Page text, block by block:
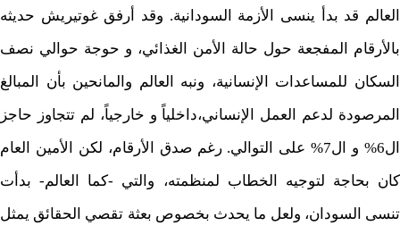
العالم قد بدأ ينسى الأزمة السودانية. وقد أرفق غوتيريش حديثه
بالأرقام المفجعة حول حالة الأمن الغذائي، و حوجة حوالي نصف
السكان للمساعدات الإنسانية، ونبه العالم والمانحين بأن المبالغ
المرصودة لدعم العمل الإنساني،داخلياً و خارجياً، لم تتجاوز حاجز
ال6% و ال7% على التوالي. رغم صدق الأرقام، لكن الأمين العام
كان بحاجة لتوجيه الخطاب لمنظمته، والتي -كما العالم- بدأت
تنسى السودان، ولعل ما يحدث بخصوص بعثة تقصي الحقائق يمثل